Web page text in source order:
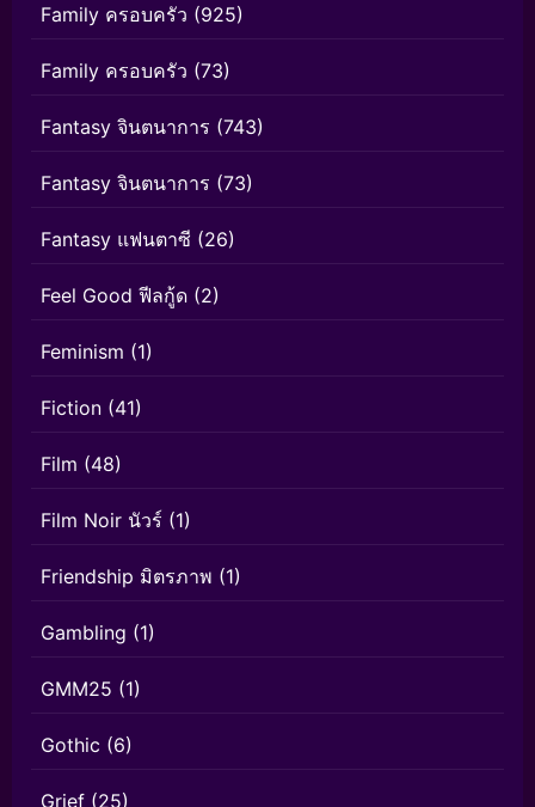
Family ครอบครัว (925)
Family ครอบครัว (73)
Fantasy จินตนาการ (743)
Fantasy จินตนาการ (73)
Fantasy แฟนตาซี (26)
Feel Good ฟีลกู้ด (2)
Feminism (1)
Fiction (41)
Film (48)
Film Noir นัวร์ (1)
Friendship มิตรภาพ (1)
Gambling (1)
GMM25 (1)
Gothic (6)
Grief (25)